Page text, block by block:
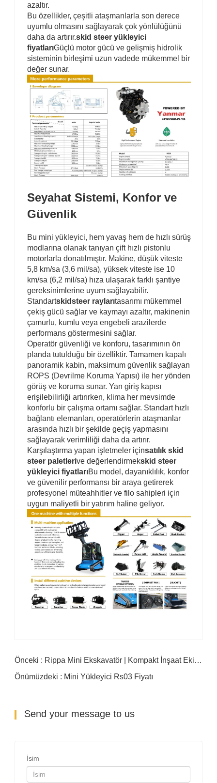
azaltır.
Bu özellikler, çeşitli ataşmanlarla son derece
uyumlu olmasını sağlayarak çok yönlülüğünü
daha da artırır.skid steer yükleyici
fiyatlarıGüçlü motor gücü ve gelişmiş hidrolik
sisteminin birleşimi uzun vadede mükemmel bir
değer sunar.
Seyahat Sistemi, Konfor ve
Güvenlik
Bu mini yükleyici, hem yavaş hem de hızlı sürüş
modlarına olanak tanıyan çift hızlı pistonlu
motorlarla donatılmıştır. Makine, düşük viteste
5,8 km/sa (3,6 mil/sa), yüksek viteste ise 10
km/sa (6,2 mil/sa) hıza ulaşarak farklı şantiye
gereksinimlerine uyum sağlayabilir.
Standartskidsteer raylarıtasarımı mükemmel
çekiş gücü sağlar ve kaymayı azaltır, makinenin
çamurlu, kumlu veya engebeli arazilerde
performans göstermesini sağlar.
Operatör güvenliği ve konforu, tasarımının ön
planda tutulduğu bir özelliktir. Tamamen kapalı
panoramik kabin, maksimum güvenlik sağlayan
ROPS (Devrilme Koruma Yapısı) ile her yönden
görüş ve koruma sunar. Yan giriş kapısı
erişilebilirliği artırırken, klima her mevsimde
konforlu bir çalışma ortamı sağlar. Standart hızlı
bağlantı elemanları, operatörlerin ataşmanlar
arasında hızlı bir şekilde geçiş yapmasını
sağlayarak verimliliği daha da artırır.
Karşılaştırma yapan işletmeler içinsatılık skid
steer paletlerive değerlendirmekskid steer
yükleyici fiyatlarıBu model, dayanıklılık, konfor
ve güvenilir performansı bir araya getirerek
profesyonel müteahhitler ve filo sahipleri için
uygun maliyetli bir yatırım haline geliyor.
Önceki : Rippa Mini Ekskavatör | Kompakt İnşaat Ekipmanı
Önümüzdeki : Mini Yükleyici Rs03 Fiyatı
Send your message to us
İsim